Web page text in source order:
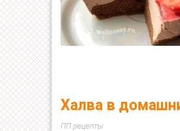
Халва в
ПП рецепты